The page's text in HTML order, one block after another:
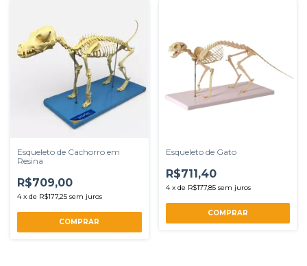
Esqueleto de Cachorro em
Resina
R$709,00
4 x de R$177,25 sem juros
Esqueleto de Gato
R$711,40
4 x de R$177,85 sem juros